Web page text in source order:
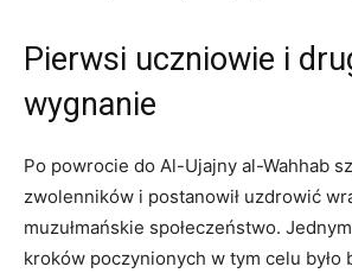
Pierwsi uczniowie i
wygnanie
Po powrocie do Al-Ujajny al-Wahhab
zwolenników i postanowił uzdrowić
muzułmańskie społeczeństwo.
kroków poczynionych w tym celu było